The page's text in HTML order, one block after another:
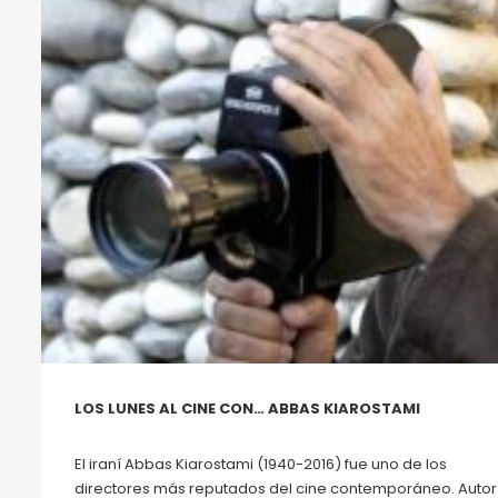
LOS LUNES AL CINE CON… ABBAS KIAROSTAMI
El iraní Abbas Kiarostami (1940-2016) fue uno de los
directores más reputados del cine contemporáneo.